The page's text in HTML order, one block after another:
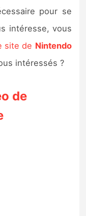
pour se
intéresse, vous
site de Nintendo
intéressés ?
de